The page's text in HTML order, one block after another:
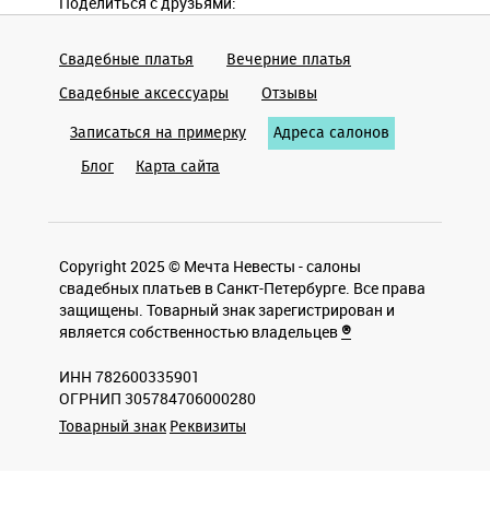
Свадебные платья Вечерние платья
Cвадебные аксессуары Отзывы
Записаться на примерку Адреса салонов
Блог Карта сайта
Copyright 2025 © Мечта Невесты - салоны
свадебных платьев в Санкт-Петербурге. Все права
защищены. Товарный знак зарегистрирован и
является собственностью владельцев ®
ИНН 782600335901
ОГРНИП 305784706000280
Товарный знак Реквизиты